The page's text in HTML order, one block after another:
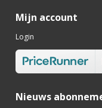
Mijn account
Login
Nieuws